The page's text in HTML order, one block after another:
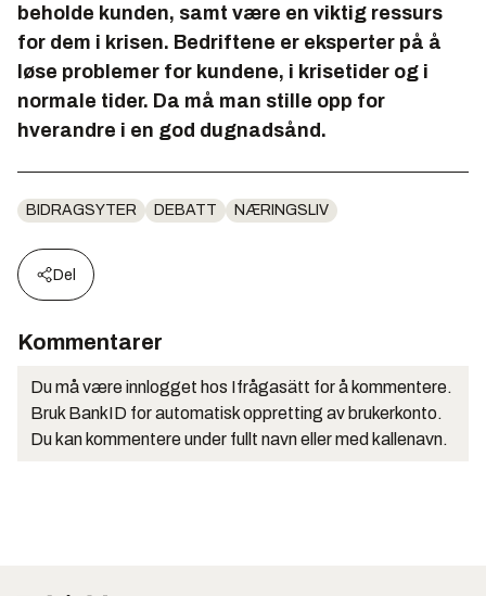
beholde kunden, samt være en viktig ressurs
for dem i krisen. Bedriftene er eksperter på å
løse problemer for kundene, i krisetider og i
normale tider. Da må man stille opp for
hverandre i en god dugnadsånd.
BIDRAGSYTER DEBATT NÆRINGSLIV
Del
Kommentarer
Du må være innlogget hos Ifrågasätt for å kommentere.
Bruk BankID for automatisk oppretting av brukerkonto.
Du kan kommentere under fullt navn eller med kallenavn.